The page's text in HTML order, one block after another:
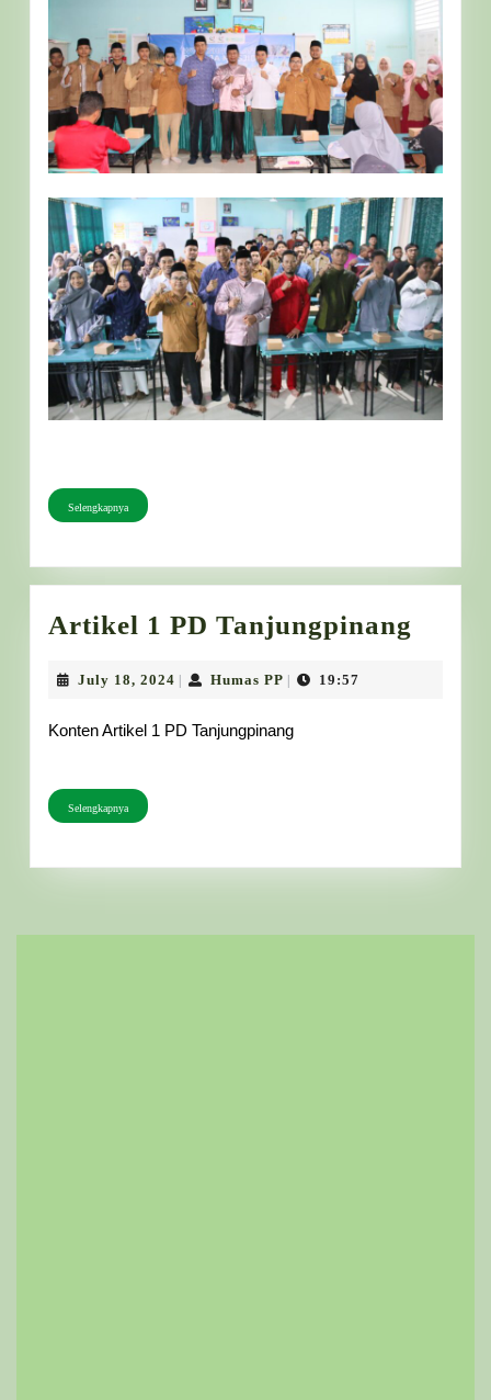
Selengkapnya
Selengkapnya
Artikel 1 PD Tanjungpinang
July 18, 2024 July Humas PPHumas19:57
Konten Artikel 1 PD Tanjungpinang
Selengkapnya
Selengkapnya